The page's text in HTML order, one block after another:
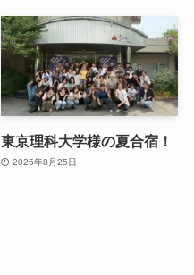
東京理科大学様の夏合宿！
2025年8月25日